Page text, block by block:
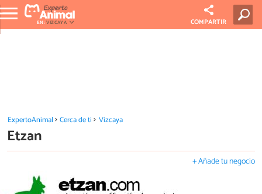
EN:VIZCAYA COMPARTIR
ExpertoAnimal Cerca de ti Vizcaya
Etzan
+ Añade tu negocio